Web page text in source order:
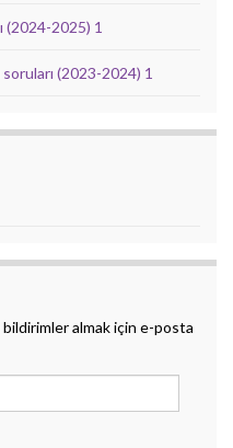
(2024-2025) 1
soruları (2023-2024) 1
almak için e-posta